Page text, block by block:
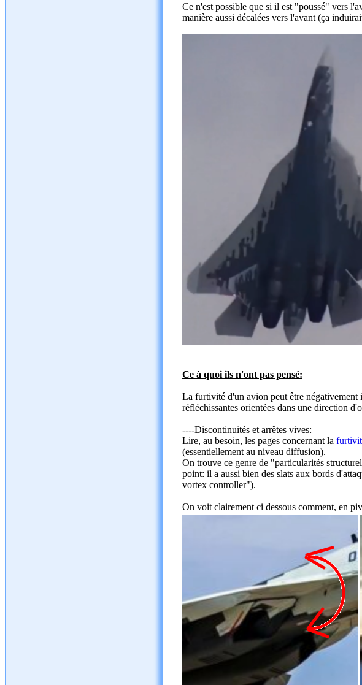
Ce n'est possible que si il est "poussé" vers
manière aussi décalées vers l'avant (ça
Ce à quoi ils n'ont pas pensé:
La furtivité d'un avion peut être négativement
réfléchissantes orientées dans une direction
----Discontinuités et arrêtes vives:
Lire, au besoin, les pages concernant la
(essentiellement au niveau diffusion).
On trouve ce genre de "particularités
point: il a aussi bien des slats aux bords
vortex controller").
On voit clairement ci dessous comment, en